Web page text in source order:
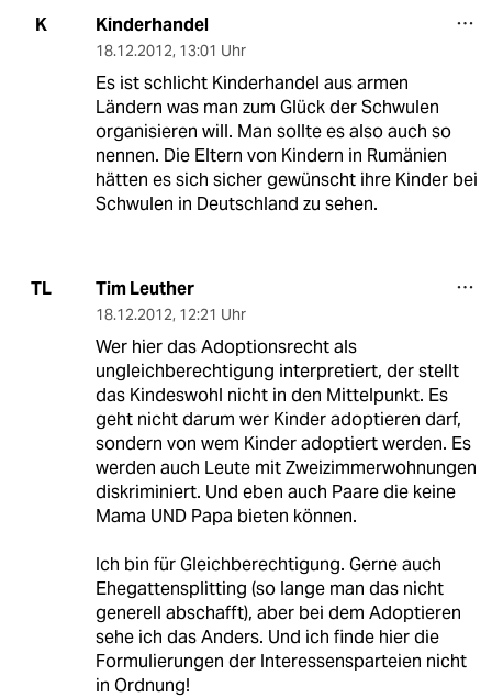
K Kinderhandel
18.12.2012, 13:01 Uhr
Es ist schlicht Kinderhandel aus armen
Ländern was man zum Glück der Schwulen
organisieren will. Man sollte es also auch so
nennen. Die Eltern von Kindern in Rumänien
hätten es sich sicher gewünscht ihre Kinder bei
Schwulen in Deutschland zu sehen.
TL Tim Leuther
18.12.2012, 12:21 Uhr
Wer hier das Adoptionsrecht als
ungleichberechtigung interpretiert, der stellt
das Kindeswohl nicht in den Mittelpunkt. Es
geht nicht darum wer Kinder adoptieren darf,
sondern von wem Kinder adoptiert werden. Es
werden auch Leute mit Zweizimmerwohnungen
diskriminiert. Und eben auch Paare die keine
Mama UND Papa bieten können.
Ich bin für Gleichberechtigung. Gerne auch
Ehegattensplitting (so lange man das nicht
generell abschafft), aber bei dem Adoptieren
sehe ich das Anders. Und ich finde hier die
Formulierungen der Interessensparteien nicht
in Ordnung!